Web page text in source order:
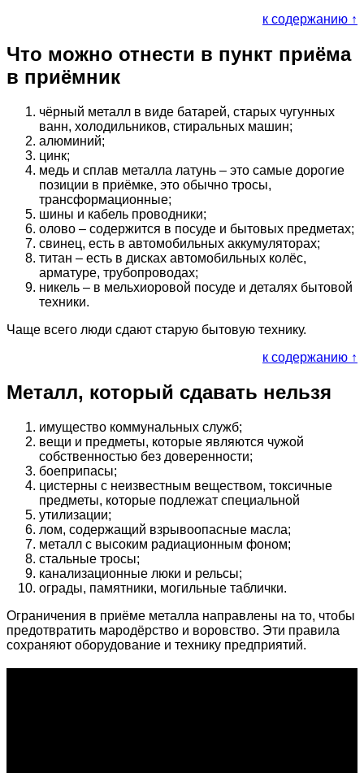
к содержанию ↑
Что можно отнести в пункт приёма
в приёмник
чёрный металл в виде батарей, старых чугунных
ванн, холодильников, стиральных машин;
алюминий;
цинк;
медь и сплав металла латунь – это самые дорогие
позиции в приёмке, это обычно тросы,
трансформационные;
шины и кабель проводники;
олово – содержится в посуде и бытовых предметах;
свинец, есть в автомобильных аккумуляторах;
титан – есть в дисках автомобильных колёс,
арматуре, трубопроводах;
никель – в мельхиоровой посуде и деталях бытовой
техники.
Чаще всего люди сдают старую бытовую технику.
к содержанию ↑
Металл, который сдавать нельзя
имущество коммунальных служб;
вещи и предметы, которые являются чужой
собственностью без доверенности;
боеприпасы;
цистерны с неизвестным веществом, токсичные
предметы, которые подлежат специальной
утилизации;
лом, содержащий взрывоопасные масла;
металл с высоким радиационным фоном;
стальные тросы;
канализационные люки и рельсы;
ограды, памятники, могильные таблички.
Ограничения в приёме металла направлены на то, чтобы
предотвратить мародёрство и воровство. Эти правила
сохраняют оборудование и технику предприятий.